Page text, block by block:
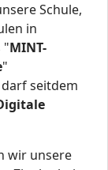
Schule,
in
"MINT-
"
seitdem
wir unsere